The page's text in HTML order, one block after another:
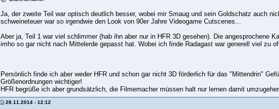
Ja, der zweite Teil war optisch deutlich besser, wobei mir Smaug und sein Goldschatz auch
schweineteuer war so irgendwie den Look von 90er Jahre Videogame Cutscenes...
Aber ja, Teil 1 war viel schlimmer (hab ihn aber nur in HFR 3D gesehen). Die angesprochene
imho so gar nicht nach Mittelerde gepasst hat. Wobei ich finde Radagast war generell viel zu
Persönlich finde ich aber weder HFR und schon gar nicht 3D förderlich für das "Mittendrin"
Größenordnungen wichtiger!
HFR begrüße ich aber grundsätzlich, die Filmemacher müssen halt nur lernen damit
28.11.2014 - 12:12